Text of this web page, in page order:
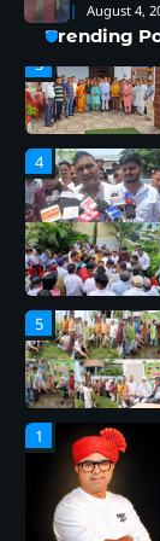
August 4,
Trending
5
1
2